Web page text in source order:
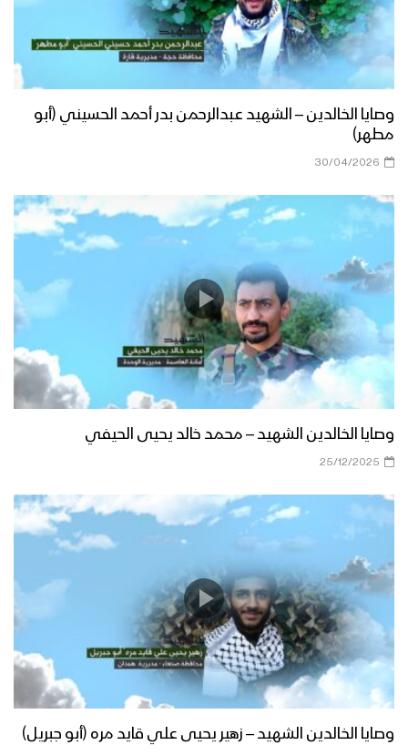
وصايا الخالدين – الشهيد عبدالرحمن بدر أحمد الحسيني (أبو
مطهر)
30/04/2026
وصايا الخالدين الشهيد – محمد خالد يحيى الحيفي
25/12/2025
وصايا الخالدين الشهيد – زهير يحيى علي قايد مره (أبو جبريل)